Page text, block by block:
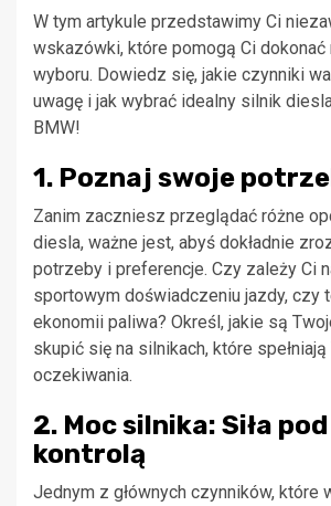
W tym artykule przedstawimy Ci
wskazówki, które pomogą Ci
wyboru. Dowiedz się, jakie czynniki
uwagę i jak wybrać idealny silnik
BMW!
1. Poznaj swoje
Zanim zaczniesz przeglądać różne
diesla, ważne jest, abyś dokładnie
potrzeby i preferencje. Czy zależy Ci
sportowym doświadczeniu jazdy, czy
ekonomii paliwa? Określ, jakie są
skupić się na silnikach, które spełniają
oczekiwania.
2. Moc silnika: Siła
kontrolą
Jednym z głównych czynników, które